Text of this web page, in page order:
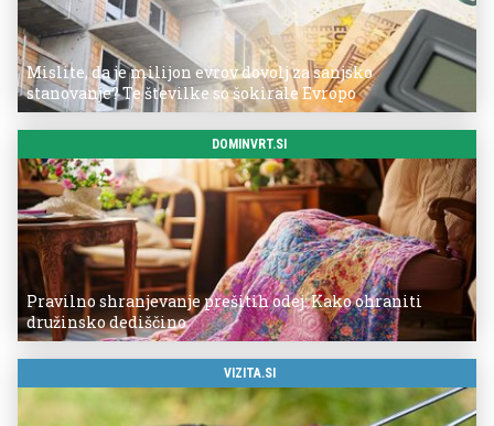
Mislite, da je milijon evrov dovolj za sanjsko
stanovanje? Te številke so šokirale Evropo
DOMINVRT.SI
Pravilno shranjevanje prešitih odej: Kako ohraniti
družinsko dediščino
VIZITA.SI